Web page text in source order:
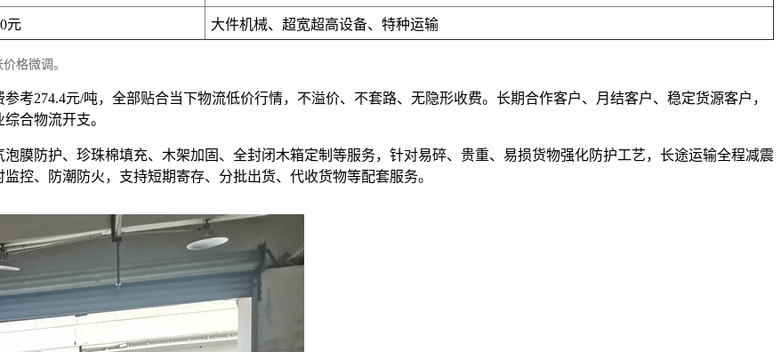
元 大件机械、超宽超高设备、特种运输
格微调。
考274.4元/吨，全部贴合当下物流低价行情，不溢价、不套路、无隐形收费。长期合作客户、月结客户、稳定货源客户，
合物流开支。
膜防护、珍珠棉填充、木架加固、全封闭木箱定制等服务，针对易碎、贵重、易损货物强化防护工艺，长途运输全程减震
控、防潮防火，支持短期寄存、分批出货、代收货物等配套服务。